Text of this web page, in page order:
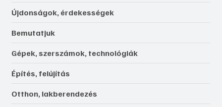
Újdonságok, érdekességek
Bemutatjuk
Gépek, szerszámok, technológiák
Építés, felújítás
Otthon, lakberendezés